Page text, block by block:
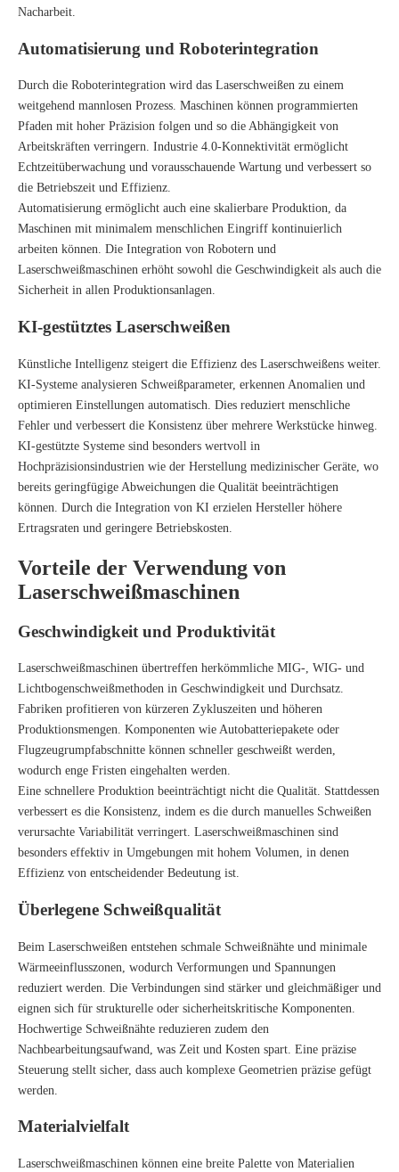
Nacharbeit.
Automatisierung und Roboterintegration
Durch die Roboterintegration wird das Laserschweißen zu einem
weitgehend mannlosen Prozess. Maschinen können programmierten
Pfaden mit hoher Präzision folgen und so die Abhängigkeit von
Arbeitskräften verringern. Industrie 4.0-Konnektivität ermöglicht
Echtzeitüberwachung und vorausschauende Wartung und verbessert so
die Betriebszeit und Effizienz.
Automatisierung ermöglicht auch eine skalierbare Produktion, da
Maschinen mit minimalem menschlichen Eingriff kontinuierlich
arbeiten können. Die Integration von Robotern und
Laserschweißmaschinen erhöht sowohl die Geschwindigkeit als auch die
Sicherheit in allen Produktionsanlagen.
KI-gestütztes Laserschweißen
Künstliche Intelligenz steigert die Effizienz des Laserschweißens weiter.
KI-Systeme analysieren Schweißparameter, erkennen Anomalien und
optimieren Einstellungen automatisch. Dies reduziert menschliche
Fehler und verbessert die Konsistenz über mehrere Werkstücke hinweg.
KI-gestützte Systeme sind besonders wertvoll in
Hochpräzisionsindustrien wie der Herstellung medizinischer Geräte, wo
bereits geringfügige Abweichungen die Qualität beeinträchtigen
können. Durch die Integration von KI erzielen Hersteller höhere
Ertragsraten und geringere Betriebskosten.
Vorteile der Verwendung von
Laserschweißmaschinen
Geschwindigkeit und Produktivität
Laserschweißmaschinen übertreffen herkömmliche MIG-, WIG- und
Lichtbogenschweißmethoden in Geschwindigkeit und Durchsatz.
Fabriken profitieren von kürzeren Zykluszeiten und höheren
Produktionsmengen. Komponenten wie Autobatteriepakete oder
Flugzeugrumpfabschnitte können schneller geschweißt werden,
wodurch enge Fristen eingehalten werden.
Eine schnellere Produktion beeinträchtigt nicht die Qualität. Stattdessen
verbessert es die Konsistenz, indem es die durch manuelles Schweißen
verursachte Variabilität verringert. Laserschweißmaschinen sind
besonders effektiv in Umgebungen mit hohem Volumen, in denen
Effizienz von entscheidender Bedeutung ist.
Überlegene Schweißqualität
Beim Laserschweißen entstehen schmale Schweißnähte und minimale
Wärmeeinflusszonen, wodurch Verformungen und Spannungen
reduziert werden. Die Verbindungen sind stärker und gleichmäßiger und
eignen sich für strukturelle oder sicherheitskritische Komponenten.
Hochwertige Schweißnähte reduzieren zudem den
Nachbearbeitungsaufwand, was Zeit und Kosten spart. Eine präzise
Steuerung stellt sicher, dass auch komplexe Geometrien präzise gefügt
werden.
Materialvielfalt
Laserschweißmaschinen können eine breite Palette von Materialien